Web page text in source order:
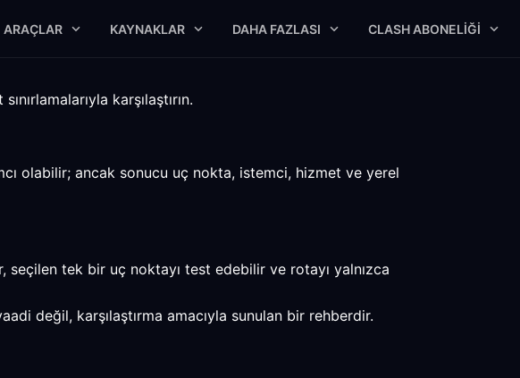
ARAÇLAR KAYNAKLAR DAHA FAZLASI CLASH ABONELIĞI
karşılaştırın.
olabilir; ancak sonucu uç nokta, istemci, hizmet ve yerel
tek bir uç noktayı test edebilir ve rotayı yalnızca
değil, karşılaştırma amacıyla sunulan bir rehberdir.